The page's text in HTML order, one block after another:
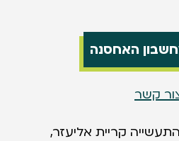
האחסנה
קשר
קריית אליעזר,